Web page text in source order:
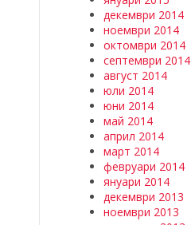
декември 2014
ноември 2014
октомври 2014
септември 2014
август 2014
юли 2014
юни 2014
май 2014
април 2014
март 2014
февруари 2014
януари 2014
декември 2013
ноември 2013